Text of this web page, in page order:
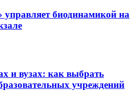
управляет биодинамикой на
и вузах: как выбрать
учреждений